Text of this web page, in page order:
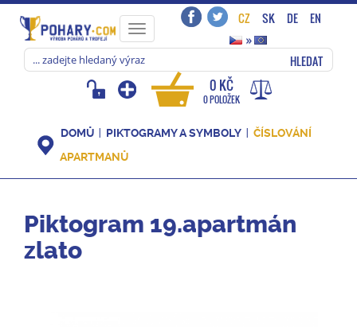
Toggle
navigation
CZ SK DE
EN
»
HLEDAT
0 KČ
0 POLOŽEK
DOMŮ PIKTOGRAMY A SYMBOLY
ČÍSLOVÁNÍ
APARTMANŮ
Piktogram 19.apartmán
zlato